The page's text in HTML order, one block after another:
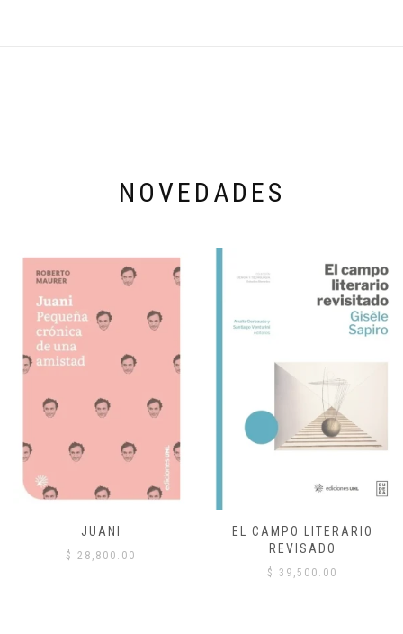
NOVEDADES
JUANI
$ 28,800.00
EL CAMPO LITERARIO
REVISADO
$ 39,500.00